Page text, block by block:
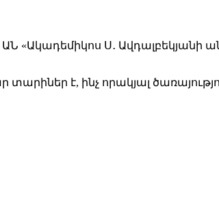
«Ակադեմիկոս Ս․ Ավդալբեկյանի
տարիներ է, ինչ որակյալ